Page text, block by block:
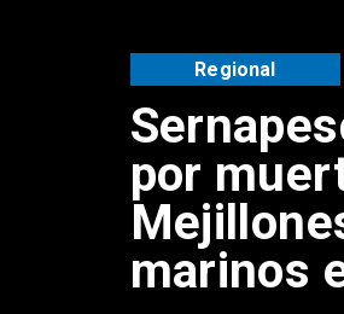
por
marinos
Regional